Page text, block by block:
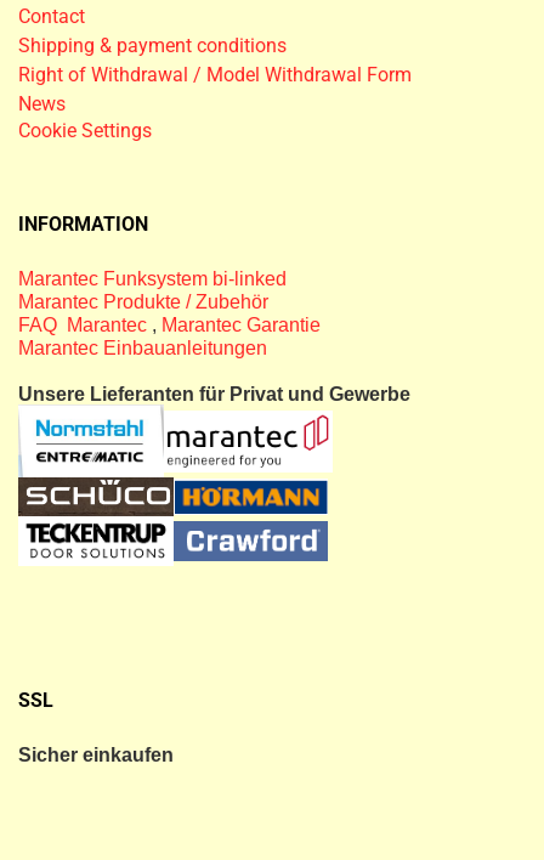
Contact
Shipping & payment conditions
Right of Withdrawal / Model Withdrawal Form
News
Cookie Settings
INFORMATION
Marantec Funksystem bi-linked
Marantec Produkte / Zubehör
FAQ Marantec , Marantec Garantie
Marantec Einbauanleitungen
Unsere Lieferanten für Privat und Gewerbe
SSL
Sicher einkaufen